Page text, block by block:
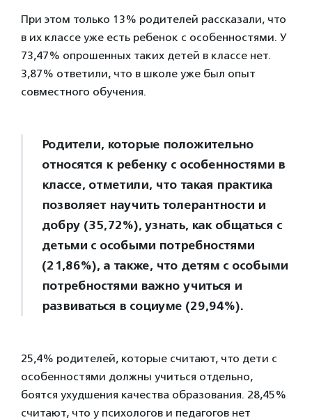
При этом только 13% родителей рассказали, что
в их классе уже есть ребенок с особенностями. У
73,47% опрошенных таких детей в классе нет.
3,87% ответили, что в школе уже был опыт
совместного обучения.
Родители, которые положительно
относятся к ребенку с особенностями в
классе, отметили, что такая практика
позволяет научить толерантности и
добру (35,72%), узнать, как общаться с
детьми с особыми потребностями
(21,86%), а также, что детям с особыми
потребностями важно учиться и
развиваться в социуме (29,94%).
25,4% родителей, которые считают, что дети с
особенностями должны учиться отдельно,
боятся ухудшения качества образования. 28,45%
считают, что у психологов и педагогов нет